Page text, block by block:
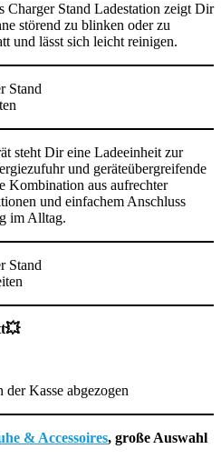
Stand Ladestation zeigt Dir
störend zu blinken oder zu
und lässt sich leicht reinigen.
steht Dir eine Ladeeinheit zur
und geräteübergreifende
Kombination aus aufrechter
und einfachem Anschluss
im Alltag.
Kasse abgezogen
& Accessoires, große Auswahl